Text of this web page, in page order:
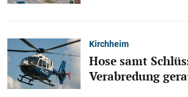
Kirchheim
Hose samt
Verabredung